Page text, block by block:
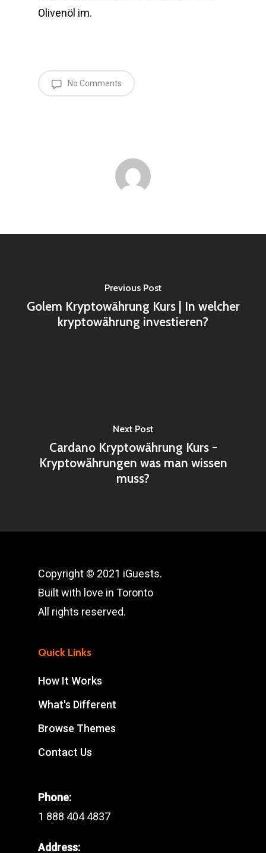
Olivenöl im.
No Comments
Previous Post
Golem Kryptowährung Kurs | In welcher
kryptowährung investieren?
Next Post
Cardano Kryptowährung Kurs -
Kryptowährungen was man wissen
muss?
Copyright © 2021 iGuests.
Built with love in Toronto
All rights reserved.
Quick Links
How It Works
What's Different
Browse Themes
Contact Us
Phone:
1 888 404 4837
Address: